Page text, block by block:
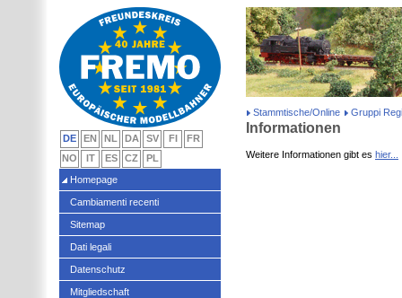
Stammtische/Online Gruppi
Informationen
Weitere Informationen gibt es hier...
DE EN NL DA SV FI
FR
NO
IT ES CZ
PL
Homepage
Cambiamenti recenti
Sitemap
Dati legali
Datenschutz
Mitgliedschaft